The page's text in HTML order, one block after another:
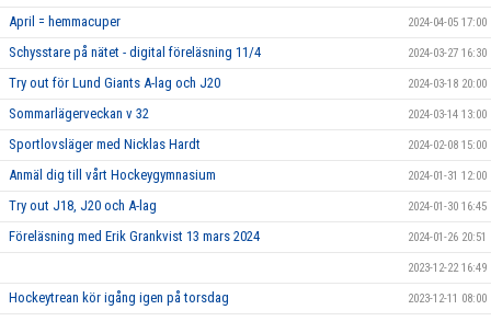
April = hemmacuper 2024-04-05 17:00
Schysstare på nätet - digital föreläsning 11/4 2024-03-27 16:30
Try out för Lund Giants A-lag och J20 2024-03-18 20:00
Sommarlägerveckan v 32 2024-03-14 13:00
Sportlovsläger med Nicklas Hardt 2024-02-08 15:00
Anmäl dig till vårt Hockeygymnasium 2024-01-31 12:00
Try out J18, J20 och A-lag 2024-01-30 16:45
Föreläsning med Erik Grankvist 13 mars 2024 2024-01-26 20:51
2023-12-22 16:49
Hockeytrean kör igång igen på torsdag 2023-12-11 08:00